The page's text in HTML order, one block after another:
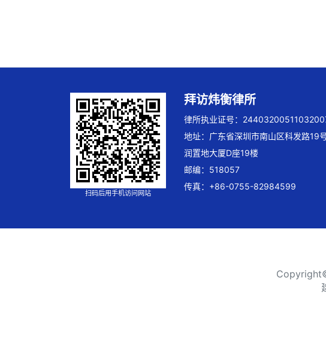
扫码后用手机访问网站
拜访炜衡律所
律所执业证号：
地址：广东省深圳市南山区科发路19
润置地大厦D座19楼
邮编：518057
传真：+86-0755-82984599